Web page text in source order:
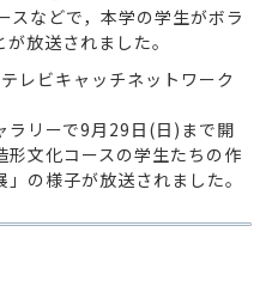
スなどで，本学の学生がボラ
放送されました。
レビキャッチネットワーク
ラリーで9月29日(日)まで開
文化コースの学生たちの作
の様子が放送されました。